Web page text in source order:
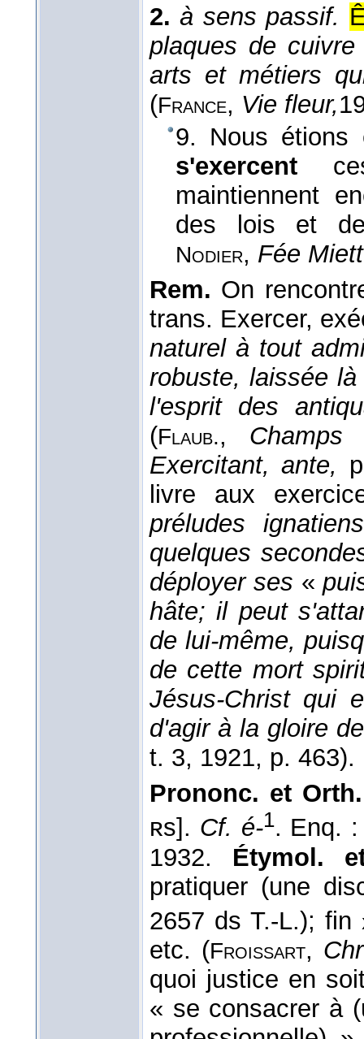
2. à sens passif.
plaques de
arts et métiers
(France, Vie fleur,
9. Nous étions
s'exercent
maintiennent
des lois et
Nodier, Fée
Rem. On
trans. Exercer,
naturel à tout
robuste, laissée
l'esprit des
(Flaub.,
Exercitant, ante,
livre aux
préludes
quelques
déployer ses «
hâte; il peut
de lui-même,
de cette mort
Jésus-Christ qui
d'agir à la gloire
t. 3, 1921, p. 463).
Prononc. et
ʀs]. Cf. é-1. Enq.
1932. Étymol.
pratiquer (une
2657 ds T.-L.); fin
etc. (Froissart,
quoi justice en
« se consacrer à